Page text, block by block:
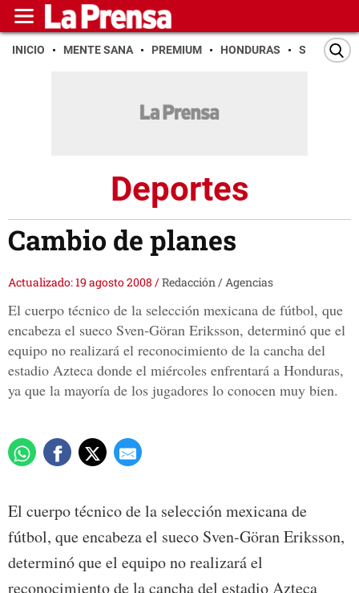
INICIO MENTE SANA PREMIUM HONDURAS SAN PEDRO
Deportes
Cambio de planes
Actualizado: 19 agosto 2008 /Redacción / Agencias
El cuerpo técnico de la selección mexicana de fútbol, que
encabeza el sueco Sven-Göran Eriksson, determinó que el
equipo no realizará el reconocimiento de la cancha del
estadio Azteca donde el miércoles enfrentará a Honduras,
ya que la mayoría de los jugadores lo conocen muy bien.
El cuerpo técnico de la selección mexicana de
fútbol, que encabeza el sueco Sven-Göran Eriksson,
determinó que el equipo no realizará el
reconocimiento de la cancha del estadio Azteca